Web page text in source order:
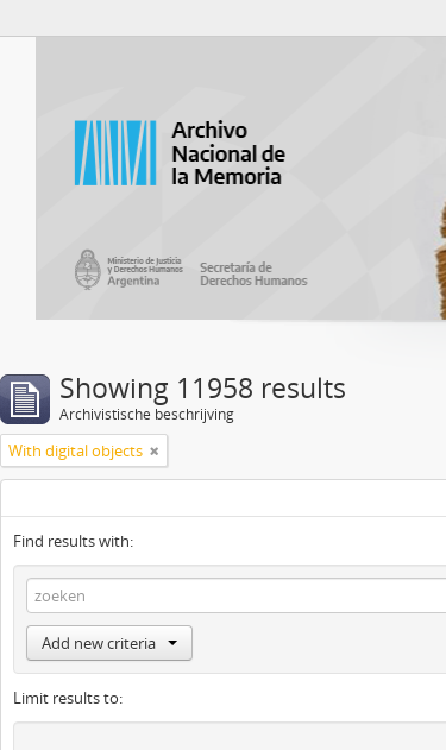
Showing 11958 results
Archivistische beschrijving
With digital objects
Find results with:
Add new criteria
Limit results to: